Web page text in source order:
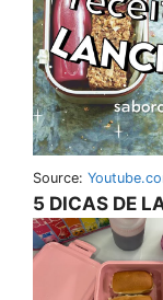
Source:
5 DICAS DE